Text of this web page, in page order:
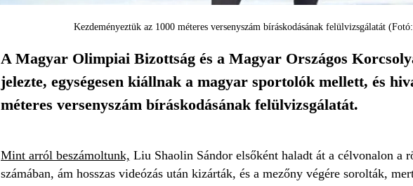
Kezdeményeztük az 1000 méteres versenyszám bíráskodásának felülvizsgálatát
A Magyar Olimpiai Bizottság és a Magyar Országos
jelezte, egységesen kiállnak a magyar sportolók mellett, és
méteres versenyszám bíráskodásának felülvizsgálatát.
Mint arról beszámoltunk, Liu Shaolin Sándor elsőként haladt át a célvonalon a
számában, ám hosszas videózás után kizárták, és a mezőny végére sorolták,